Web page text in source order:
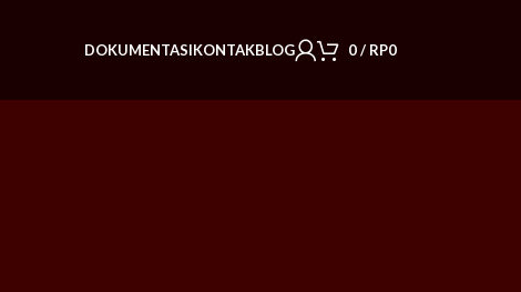
DOKUMENTASIKONTAKBLOG 0/ RP0